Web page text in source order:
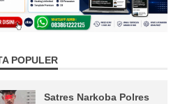
POPULER
Satres Narkoba Polres